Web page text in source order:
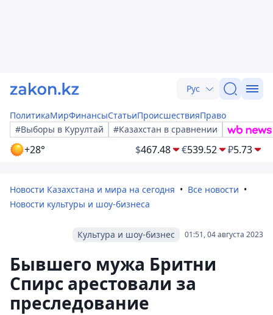
Рус
ПолитикаМирФинансыСтатьиПроисшествияПраво
#Выборы в Курултай
#Казахстан в сравнении
+28° $467.48 €539.52 ₽5.73
Новости Казахстана и мира на сегодня
Все новости
Новости культуры и шоу-бизнеса
01:51, 04 августа 2023
Культура и шоу-бизнес
Бывшего мужа Бритни
Спирс арестовали за
преследование